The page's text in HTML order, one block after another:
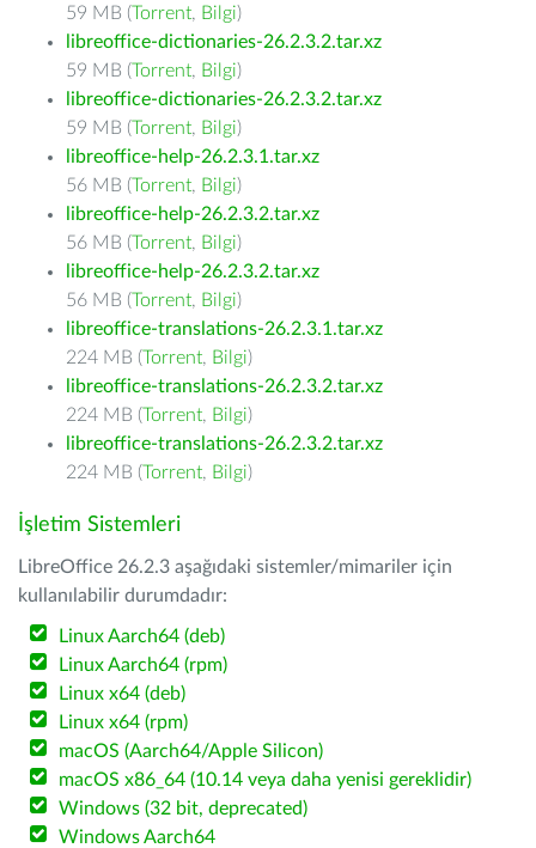
59 MB (Torrent, Bilgi)
libreoffice-dictionaries-26.2.3.2.tar.xz
59 MB (Torrent, Bilgi)
libreoffice-dictionaries-26.2.3.2.tar.xz
59 MB (Torrent, Bilgi)
libreoffice-help-26.2.3.1.tar.xz
56 MB (Torrent, Bilgi)
libreoffice-help-26.2.3.2.tar.xz
56 MB (Torrent, Bilgi)
libreoffice-help-26.2.3.2.tar.xz
56 MB (Torrent, Bilgi)
libreoffice-translations-26.2.3.1.tar.xz
224 MB (Torrent, Bilgi)
libreoffice-translations-26.2.3.2.tar.xz
224 MB (Torrent, Bilgi)
libreoffice-translations-26.2.3.2.tar.xz
224 MB (Torrent, Bilgi)
İşletim Sistemleri
LibreOffice 26.2.3 aşağıdaki sistemler/mimariler için
kullanılabilir durumdadır:
Linux Aarch64 (deb)
Linux Aarch64 (rpm)
Linux x64 (deb)
Linux x64 (rpm)
macOS (Aarch64/Apple Silicon)
macOS x86_64 (10.14 veya daha yenisi gereklidir)
Windows (32 bit, deprecated)
Windows Aarch64